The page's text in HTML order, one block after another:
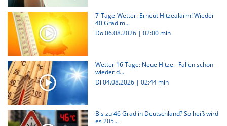
7-Tage-Wetter: Erneut Hitzealarm! Wieder
40 Grad m...
Do 06.08.2026 | 02:00 min
Wetter 16 Tage: Neue Hitze - Fallen schon
wieder d...
Di 04.08.2026 | 02:44 min
Bis zu 46 Grad in Deutschland? So heiß wird
es 205...